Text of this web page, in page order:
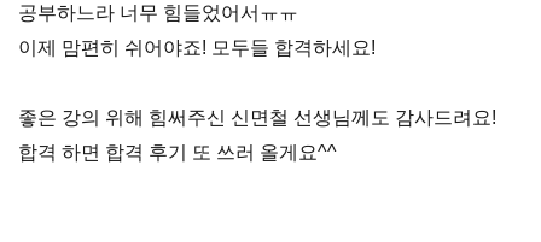
공부하느라 너무 힘들었어서ㅠㅠ
이제 맘편히 쉬어야죠! 모두들 합격하세요!
좋은 강의 위해 힘써주신 신면철 선생님께도 감사드려요!
합격 하면 합격 후기 또 쓰러 올게요^^